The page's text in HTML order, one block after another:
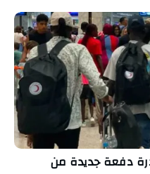
دفعة جديدة من